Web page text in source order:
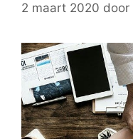
2 maart 2020 door